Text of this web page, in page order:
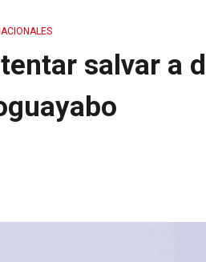
salvar a